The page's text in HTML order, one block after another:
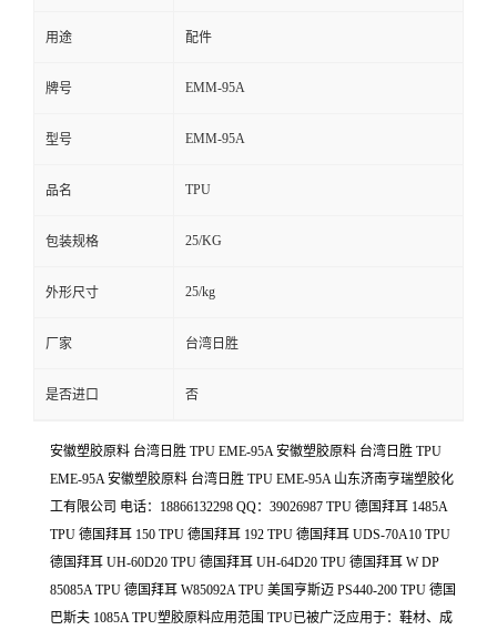
用途 配件
牌号 EMM-95A
型号 EMM-95A
品名 TPU
包装规格 25/KG
外形尺寸 25/kg
厂家 台湾日胜
是否进口 否
安徽塑胶原料 台湾日胜 TPU EME-95A 安徽塑胶原料 台湾日胜 TPU
EME-95A 安徽塑胶原料 台湾日胜 TPU EME-95A 山东济南亨瑞塑胶化
工有限公司 电话：18866132298 QQ：39026987 TPU 德国拜耳 1485A
TPU 德国拜耳 150 TPU 德国拜耳 192 TPU 德国拜耳 UDS-70A10 TPU
德国拜耳 UH-60D20 TPU 德国拜耳 UH-64D20 TPU 德国拜耳 W DP
85085A TPU 德国拜耳 W85092A TPU 美国亨斯迈 PS440-200 TPU 德国
巴斯夫 1085A TPU塑胶原料应用范围 TPU已被广泛应用于：鞋材、成